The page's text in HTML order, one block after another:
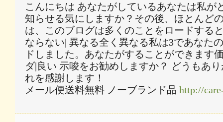
こんにちは あなたがしているあなたは私が
知らせる気にしますか？その後、ほとんど
は、このブログは多くのことをロードする
ならない| 異なる全く異なる私は3であなた
ドしました。あなたがすることができます
ダ|良い 示唆をお勧めしますか？ どうもあ
れを感謝します！
メール便送料無料 ノーブランド品 http://